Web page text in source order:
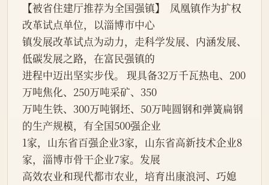
【被省住建厅推荐为全国强镇】  凤凰镇作为扩权
改革试点单位，以淄博市中心
镇发展改革试点为动力，走科学发展、内涵发展、
低碳发展之路，在富民强镇的
进程中迈出坚实步伐。 现具备32万千瓦热电、200
万吨焦化、250万吨采矿、350
万吨生铁、300万吨钢坯、50万吨圆钢和弹簧扁钢
的生产规模，有全国500强企业
1家，山东省百强企业3家，山东省高新技术企业8
家，淄博市骨干企业7家。发展
高效农业和现代都市农业，培育出康浪河、巧媳